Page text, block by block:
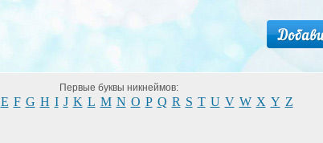
Первые буквы никнеймов:
E F G H I J K L M N O P Q R S T U V W X Y Z